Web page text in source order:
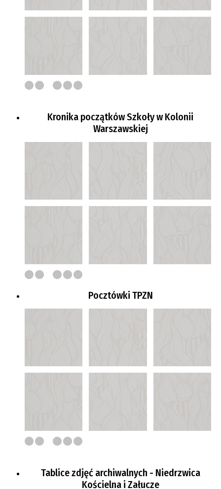
Kronika początków Szkoły w Kolonii
Warszawskiej
Pocztówki TPZN
Tablice zdjęć archiwalnych - Niedrzwica
Kościelna i Załucze